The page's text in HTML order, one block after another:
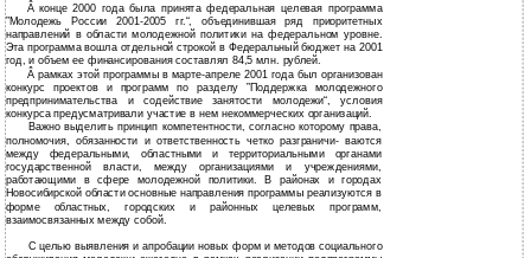
Â конце 2000 года была принята федеральная целевая программа
”Молодежь России2001-2005 гг.“, объединившая ряд приоритетных
направлений в области молодежной политики на федеральном уровне.
Эта программа вошла отдельной строкой в Федеральный бюджет на 2001
год, и объем ее финансирования составлял 84,5 млн. рублей.
Â рамках этой программы вмарте-апреле 2001 года был организован
конкурс проектов и программ по разделу ”Поддержка молодежного
предпринимательства и содействие занятости молодежи“, условия
конкурса предусматривали участие в нем некоммерческих организаций.
Важно выделить принцип компетентности, согласно которому права,
полномочия, обязанности и ответственность четко разграничи- ваются
между федеральными, областными и территориальными органами
государственной власти, между организациями и учреждениями,
работающими в сфере молодежной политики. В районах и городах
Новосибирской области основные направления программы реализуются в
форме областных, городских и районных целевых программ,
взаимосвязанных между собой.
С целью выявления и апробации новых форм и методов социального